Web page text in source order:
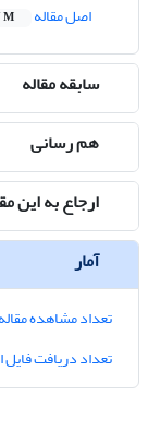
اصل مقاله
M
سابقه مقاله
هم رسانی
ارجاع به این
آمار
تعداد مشاهده مقاله
تعداد دریافت